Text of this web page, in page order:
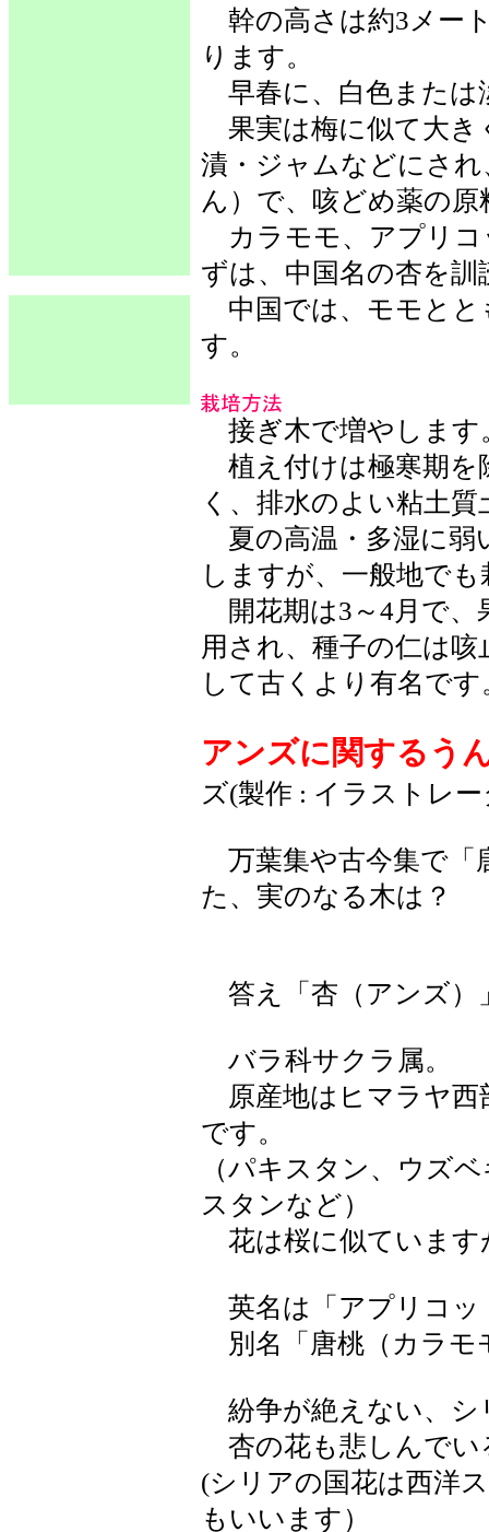
幹の高さは約3メー
ります。
早春に、白色または
果実は梅に似て大き
漬・ジャムなどにさ
ん）で、咳どめ薬の
カラモモ、アプリコ
ずは、中国名の杏を
中国では、モモとと
す。
接ぎ木で増やします
植え付けは極寒期を
く、排水のよい粘土
夏の高温・多湿に弱
しますが、一般地で
開花期は3～4月で、
用され、種子の仁は
して古くより有名です
アンズに関するう
ズ(製作 : イラストレ
万葉集や古今集で「
た、実のなる木は？
答え「杏（アンズ）
バラ科サクラ属。
原産地はヒマラヤ西
です。
（パキスタン、ウズ
スタンなど）
花は桜に似ています
英名は「アプリコッ
別名「唐桃（カラモ
紛争が絶えない、シ
杏の花も悲しんでい
(シリアの国花は西洋
もいいます）